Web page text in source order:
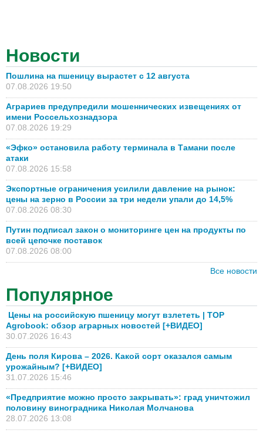
Новости
Пошлина на пшеницу вырастет с 12 августа
07.08.2026 19:50
Аграриев предупредили мошеннических извещениях от
имени Россельхознадзора
07.08.2026 19:29
«Эфко» остановила работу терминала в Тамани после
атаки
07.08.2026 15:58
Экспортные ограничения усилили давление на рынок:
цены на зерно в России за три недели упали до 14,5%
07.08.2026 08:30
Путин подписал закон о мониторинге цен на продукты по
всей цепочке поставок
07.08.2026 08:00
Все новости
Популярное
Цены на российскую пшеницу могут взлететь | TOP
Agrobook: обзор аграрных новостей [+ВИДЕО]
30.07.2026 16:43
День поля Кирова – 2026. Какой сорт оказался самым
урожайным? [+ВИДЕО]
31.07.2026 15:46
«Предприятие можно просто закрывать»: град уничтожил
половину виноградника Николая Молчанова
28.07.2026 13:08